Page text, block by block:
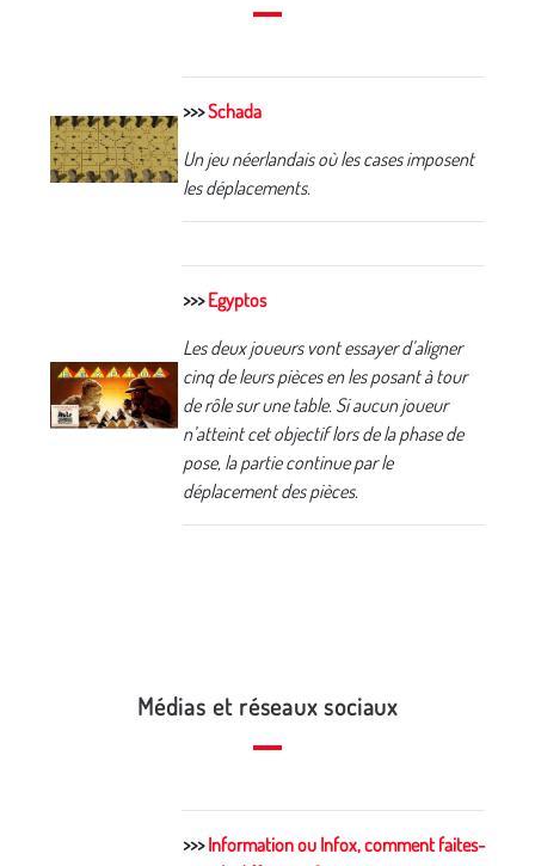
>>>Schada
Un jeu néerlandais où les cases imposent
les déplacements.
>>>Egyptos
Les deux joueurs vont essayer d’aligner
cinq de leurs pièces en les posant à tour
de rôle sur une table. Si aucun joueur
n’atteint cet objectif lors de la phase de
pose, la partie continue par le
déplacement des pièces.
Médias et réseaux sociaux
>>>Information ou Infox, comment faites-